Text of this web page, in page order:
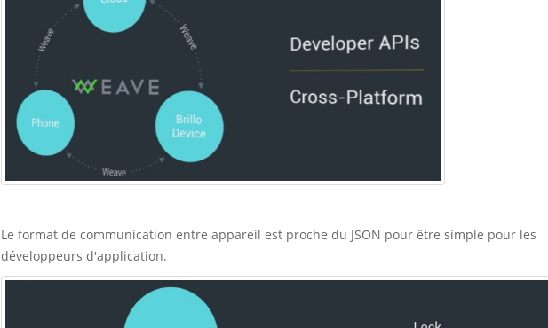
Le format de communication entre appareil est proche du JSON pour être simple pour les
développeurs d'application.